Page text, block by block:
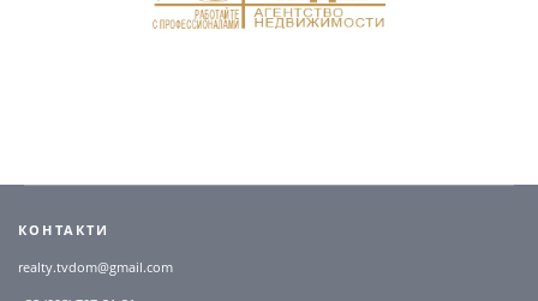
КОНТАКТИ
realty.tvdom@gmail.com